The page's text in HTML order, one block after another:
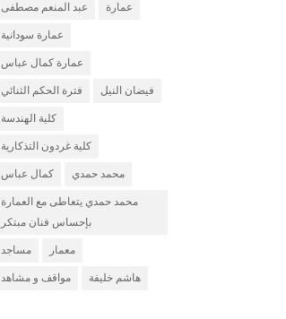
عبد المنعم مصطفى عمارة
عمارة سودانية
عمارة كمال عباس
فترة الحكم الثنائي فيضان النيل
كلية الهندسة
كلية غردون التذكارية
كمال عباس محمد حمدي
محمد حمدي يتعاطى مع العمارة
بإحساس فنان مبتكر
مساجد معمار
مواقف و مشاهد هاشم خليفة